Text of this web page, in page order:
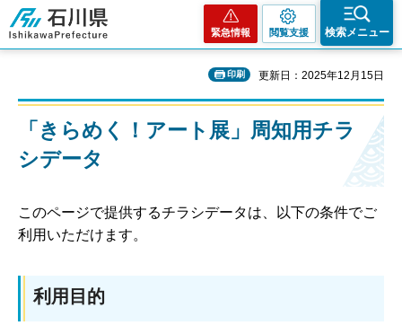
石川県
緊急情報 閲覧支援 検索メニュー
印刷 更新日：2025年12月15日
「きらめく！アート展」周知用チラ
シデータ
このページで提供するチラシデータは、以下の条件でご
利用いただけます。
利用目的